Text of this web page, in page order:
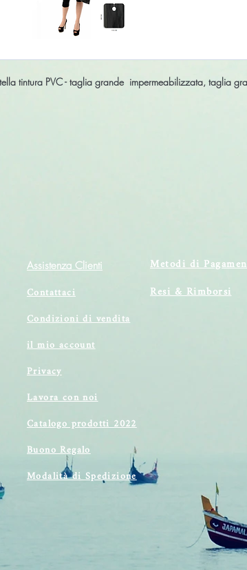
tintura PVC - taglia grande impermeabilizzata, taglia
Assistenza Clienti
Contattaci
Condizioni di vendita
il mio account
Privacy
Lavora con noi
Catalogo prodotti 2022
Buono Regalo
Modalità di Spedizione
Metodi di
Resi & Rimborsi